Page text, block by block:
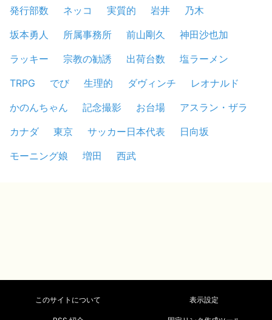
発行部数
ネッコ 実質的 岩井
乃木
坂本勇人
所属事務所 前山剛久
神田沙也加
ラッキー
宗教の勧誘 出荷台数
塩ラーメン
TRPG
でび 生理的 ダヴィンチ
レオナルド
かのんちゃん
記念撮影 お台場
アスラン・ザラ
カナダ
東京 サッカー日本代表
日向坂
モーニング娘
増田 西武
このサイトについて 表示設定